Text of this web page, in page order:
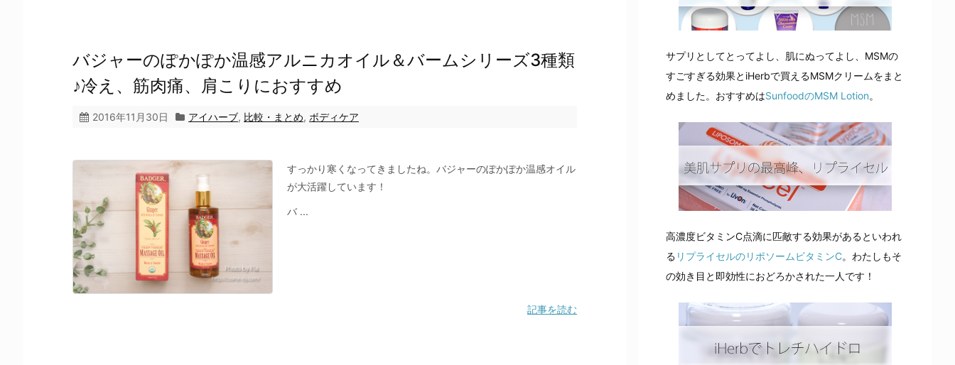
バジャーのぽかぽか温感アルニカオイル＆バームシリーズ3種類
♪冷え、筋肉痛、肩こりにおすすめ
2016年11月30日 アイハーブ, 比較・まとめ, ボディケア
すっかり寒くなってきましたね。バジャーのぽかぽか温感オイル
が大活躍しています！
バ ...
記事を読む
サプリとしてとってよし、肌にぬってよし、MSMの
すごすぎる効果とiHerbで買えるMSMクリームをまと
めました。おすすめはSunfoodのMSM Lotion。
高濃度ビタミンC点滴に匹敵する効果があるといわれ
る リプライセルのリポソームビタミンC。わたしもそ
の効き目と即効性におどろかされた一人です！